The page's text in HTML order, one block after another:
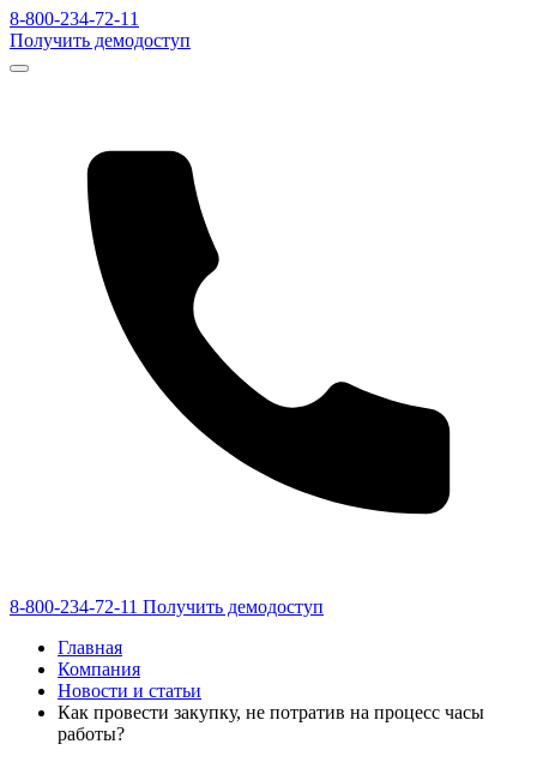
8-800-234-72-11
Получить демодоступ
8-800-234-72-11 Получить демодоступ
Главная
Компания
Новости и статьи
Как провести закупку, не потратив на процесс часы
работы?